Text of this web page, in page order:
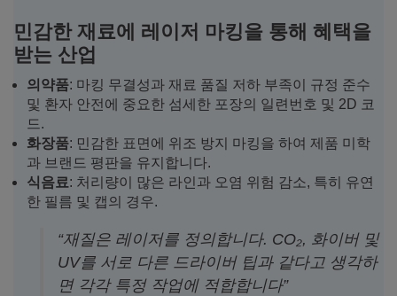
민감한 재료에 레이저 마킹을 통해 혜택을
받는 산업
의약품: 마킹 무결성과 재료 품질 저하 부족이 규정 준수
및 환자 안전에 중요한 섬세한 포장의 일련번호 및 2D 코
드.
화장품: 민감한 표면에 위조 방지 마킹을 하여 제품 미학
과 브랜드 평판을 유지합니다.
식음료: 처리량이 많은 라인과 오염 위험 감소, 특히 유연
한 필름 및 캡의 경우.
“재질은 레이저를 정의합니다. CO₂, 화이버 및
UV를 서로 다른 드라이버 팁과 같다고 생각하
면 각각 특정 작업에 적합합니다”